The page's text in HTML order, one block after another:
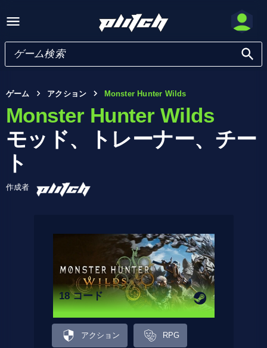
ゲーム アクション Monster Hunter Wilds
Monster Hunter Wilds
モッド、トレーナー、チー
ト
作成者
18 コード
アクション RPG